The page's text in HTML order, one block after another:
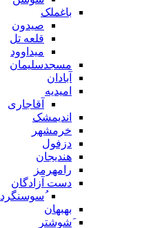
باغملک
صیدون
قلعه تل
میداوود
مسجدسلیمان
آبادان
امیدیه
آقاجاری
اندیمشک
خرمشهر
دزفول
هندیجان
رامهرمز
دست آزادگان
ُسوسنگرد
بهبهان
َشوشتر